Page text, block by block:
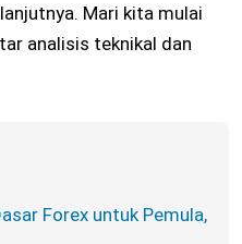
Mari kita mulai
analisis teknikal dan
Forex untuk Pemula,